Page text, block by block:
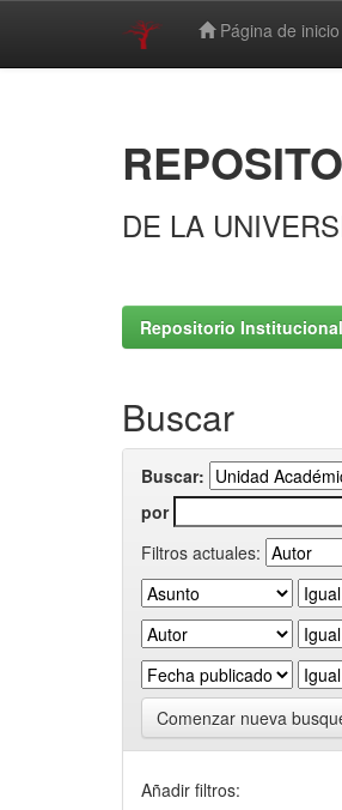
Página de inicio
DE LA
Repositorio
Buscar
Buscar:
por
Filtros actuales:
Comenzar nueva
Añadir filtros: